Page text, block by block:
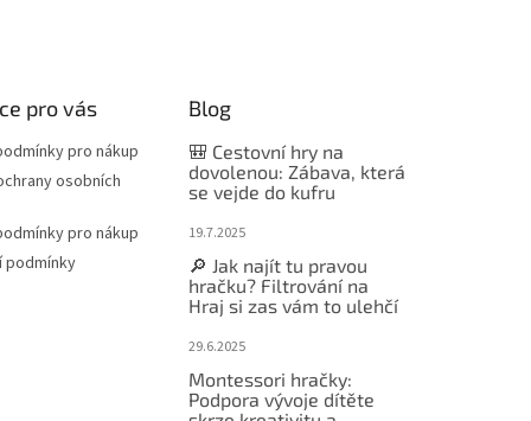
pro vás
pro nákup
osobních
pro nákup
podmínky
Blog
🎒 Cestovní hry na
dovolenou: Zábava, která
se vejde do kufru
19.7.2025
🔎 Jak najít tu pravou
hračku? Filtrování na
Hraj si zas vám to ulehčí
29.6.2025
Montessori hračky:
Podpora vývoje dítěte